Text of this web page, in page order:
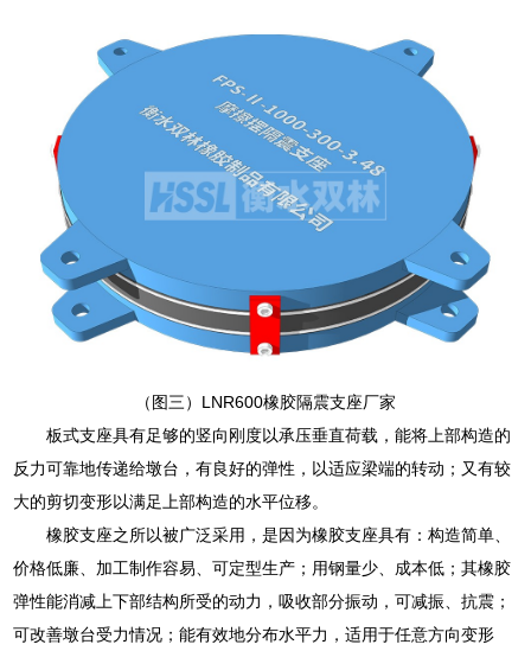
（图三）LNR600橡胶隔震支座厂家
板式支座具有足够的竖向刚度以承压垂直荷载，能将上部构造的
反力可靠地传递给墩台，有良好的弹性，以适应梁端的转动；又有较
大的剪切变形以满足上部构造的水平位移。
橡胶支座之所以被广泛采用，是因为橡胶支座具有：构造简单、
价格低廉、加工制作容易、可定型生产；用钢量少、成本低；其橡胶
弹性能消减上下部结构所受的动力，吸收部分振动，可减振、抗震；
可改善墩台受力情况；能有效地分布水平力，适用于任意方向变形